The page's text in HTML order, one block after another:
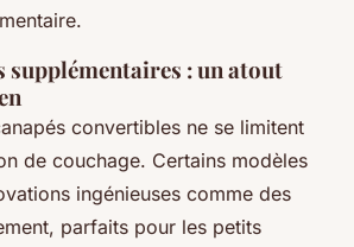
: un atout
convertibles ne se limitent
de couchage. Certains modèles
ingénieuses comme des
parfaits pour les petits